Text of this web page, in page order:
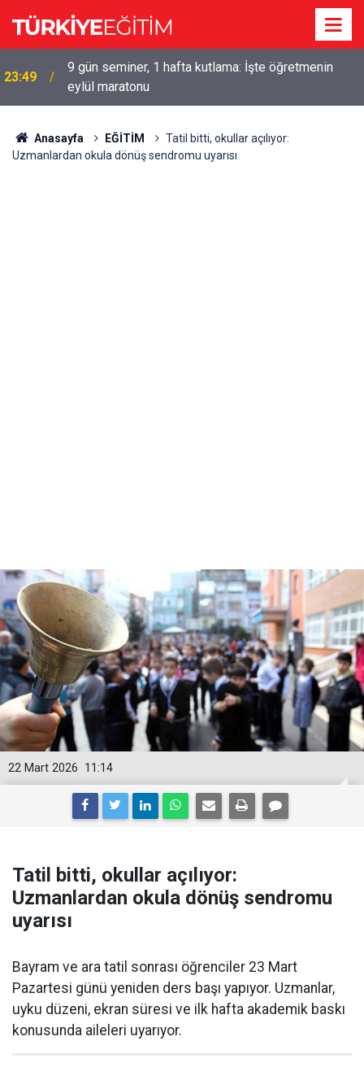
23:49
9 gün seminer, 1 hafta kutlama: İşte öğretmenin
eylül maratonu
Anasayfa EĞİTİM
Tatil bitti, okullar açılıyor:
Uzmanlardan okula dönüş sendromu uyarısı
11:14
22 Mart 2026
Tatil bitti, okullar açılıyor:
Uzmanlardan okula dönüş sendromu
uyarısı
Bayram ve ara tatil sonrası öğrenciler 23 Mart
Pazartesi günü yeniden ders başı yapıyor. Uzmanlar,
uyku düzeni, ekran süresi ve ilk hafta akademik baskı
konusunda aileleri uyarıyor.